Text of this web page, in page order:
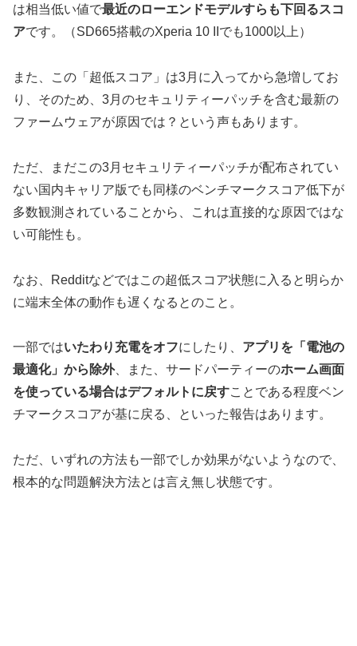
は相当低い値で最近のローエンドモデルすらも下回るスコ
アです。（SD665搭載のXperia 10 IIでも1000以上）
また、この「超低スコア」は3月に入ってから急増してお
り、そのため、3月のセキュリティーパッチを含む最新の
ファームウェアが原因では？という声もあります。
ただ、まだこの3月セキュリティーパッチが配布されてい
ない国内キャリア版でも同様のベンチマークスコア低下が
多数観測されていることから、これは直接的な原因ではな
い可能性も。
なお、Redditなどではこの超低スコア状態に入ると明らか
に端末全体の動作も遅くなるとのこと。
一部ではいたわり充電をオフにしたり、 アプリを「電池の
最適化」から除外、また、サードパーティーのホーム画面
を使っている場合はデフォルトに戻すことである程度ベン
チマークスコアが基に戻る、といった報告はあります。
ただ、いずれの方法も一部でしか効果がないようなので、
根本的な問題解決方法とは言え無し状態です。